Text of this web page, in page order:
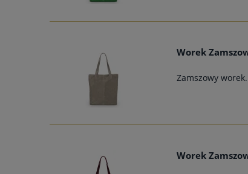
Worek
Zamszowy worek.
Worek